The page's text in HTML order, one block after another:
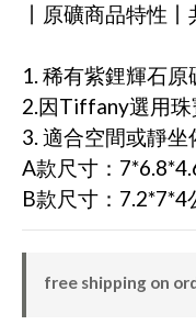
丨原礦商品特性丨
1. 稀有紫鋰輝石
2.因Tiffany選用珠
3. 適合空間或靜坐
A款尺寸：
B款尺寸：
free shipping on